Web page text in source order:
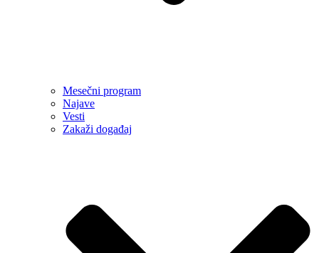
Mesečni program
Najave
Vesti
Zakaži događaj